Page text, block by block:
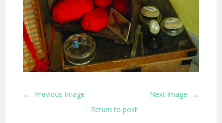
← Previous Image Next Image →
↑ Return to post